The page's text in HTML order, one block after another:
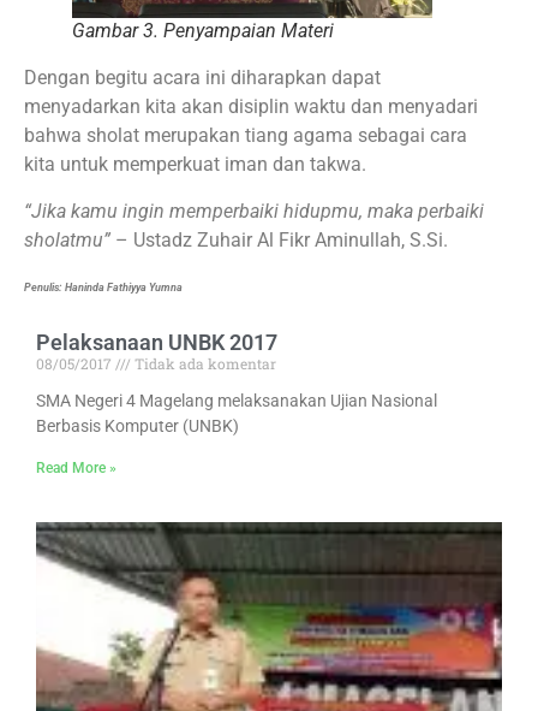
Gambar 3. Penyampaian Materi
Dengan begitu acara ini diharapkan dapat
menyadarkan kita akan disiplin waktu dan menyadari
bahwa sholat merupakan tiang agama sebagai cara
kita untuk memperkuat iman dan takwa.
“Jika kamu ingin memperbaiki hidupmu, maka perbaiki
sholatmu” – Ustadz Zuhair Al Fikr Aminullah, S.Si.
Penulis: Haninda Fathiyya Yumna
Pelaksanaan UNBK 2017
08/05/2017
Tidak ada komentar
SMA Negeri 4 Magelang melaksanakan Ujian Nasional
Berbasis Komputer (UNBK)
Read More »